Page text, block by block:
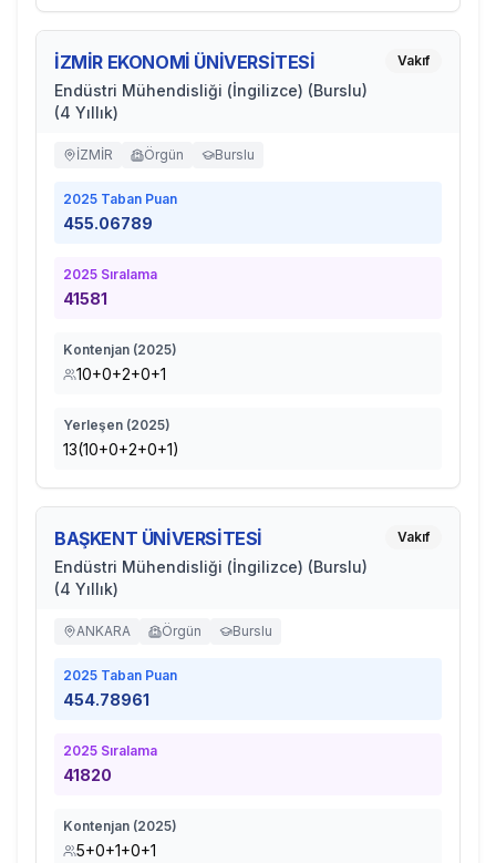
İZMİR EKONOMİ ÜNİVERSİTESİ
Endüstri Mühendisliği (İngilizce) (Burslu)
(4 Yıllık)
Vakıf
İZMİR Örgün Burslu
2025 Taban Puan
455.06789
2025 Sıralama
41581
Kontenjan (2025)
10+0+2+0+1
Yerleşen (2025)
13(10+0+2+0+1)
BAŞKENT ÜNİVERSİTESİ
Endüstri Mühendisliği (İngilizce) (Burslu)
(4 Yıllık)
Vakıf
ANKARA Örgün Burslu
2025 Taban Puan
454.78961
2025 Sıralama
41820
Kontenjan (2025)
5+0+1+0+1